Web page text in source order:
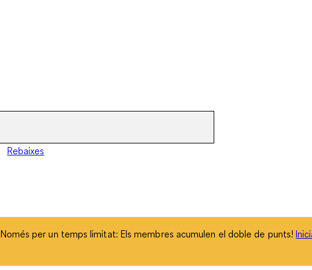
Rebaixes
Només per un temps limitat: Els membres acumulen el doble de punts!